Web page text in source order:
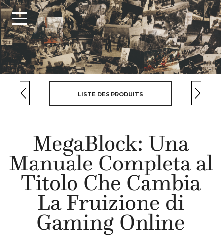
LISTE DES PRODUITS
MegaBlock: Una
Manuale Completa al
Titolo Che Cambia
La Fruizione di
Gaming Online